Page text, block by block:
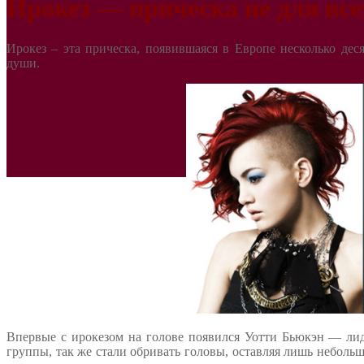
Ирокез — прическа не для
Ирокез – эта прическа, появившаяся в Европе несколько
души.
Впервые с ирокезом на голове появился Уотти Бьюкэн —
группы, так же стали обривать головы, оставляя лишь